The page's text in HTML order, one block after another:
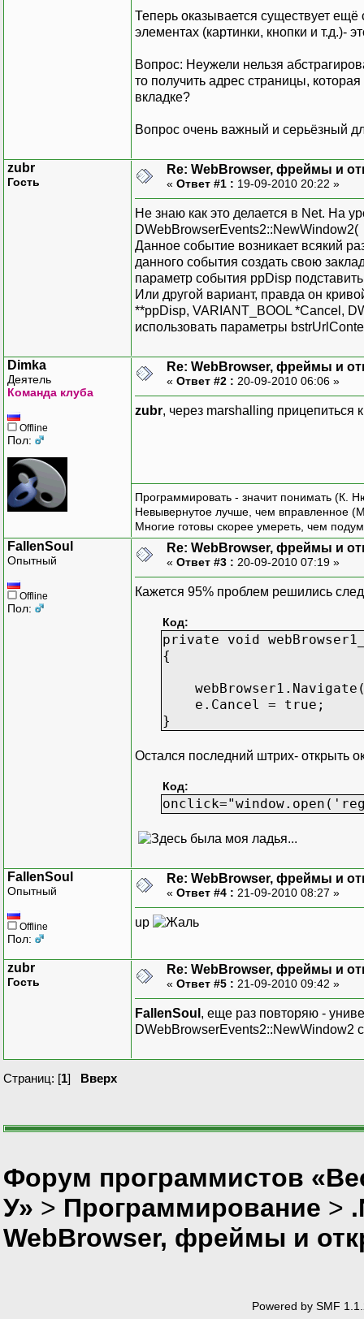
Теперь оказывается существует
элементах (картинки, кнопки и т.д.)-
Вопрос: Неужели нельзя
то получить адрес страницы,
вкладке?
Вопрос очень важный и серьёзный
zubr
Гость
Re: WebBrowser, фреймы и
« Ответ #1 : 19-09-2010 20:22 »
Не знаю как это делается в Net. На
Данное событие возникает всякий
данного события создать свою
параметр события ppDisp
Или другой вариант, правда он
**ppDisp, VARIANT_BOOL *Cancel,
использовать параметры
Dimka
Деятель
Команда клуба
Offline
Пол:
Re: WebBrowser, фреймы и
« Ответ #2 : 20-09-2010 06:06 »
zubr, через marshalling прицепиться
Программировать - значит понимать (К.
Невывернутое лучше, чем вправленное
Многие готовы скорее умереть, чем
FallenSoul
Опытный
Offline
Пол:
Re: WebBrowser, фреймы и
« Ответ #3 : 20-09-2010 07:19 »
Кажется 95% проблем решились
Код:
private void
{
e.Cancel = true;
}
Остался последний штрих- открыть
Код:
FallenSoul
Опытный
Offline
Пол:
Re: WebBrowser, фреймы и
« Ответ #4 : 21-09-2010 08:27 »
up
zubr
Гость
Re: WebBrowser, фреймы и
« Ответ #5 : 21-09-2010 09:42 »
FallenSoul , еще раз повторяю -
DWebBrowserEvents2::NewWindow2
Страниц: [1] Вверх
Форум программистов
У» > Программирование >
WebBrowser, фреймы и
Powered by SMF